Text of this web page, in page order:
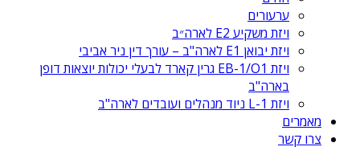
ערעורים
ויזת משקיע E2 לארה״ב
ויזת יבואן E1 לארה"ב – עורך דין ניר אביבי
ויזת EB-1/O1 גרין קארד לבעלי יכולות יוצאות דופן
בארה"ב
ויזת L-1 ניוד מנהלים ועובדים לארה"ב
מאמרים
צרו קשר